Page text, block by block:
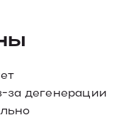
за дегенерации